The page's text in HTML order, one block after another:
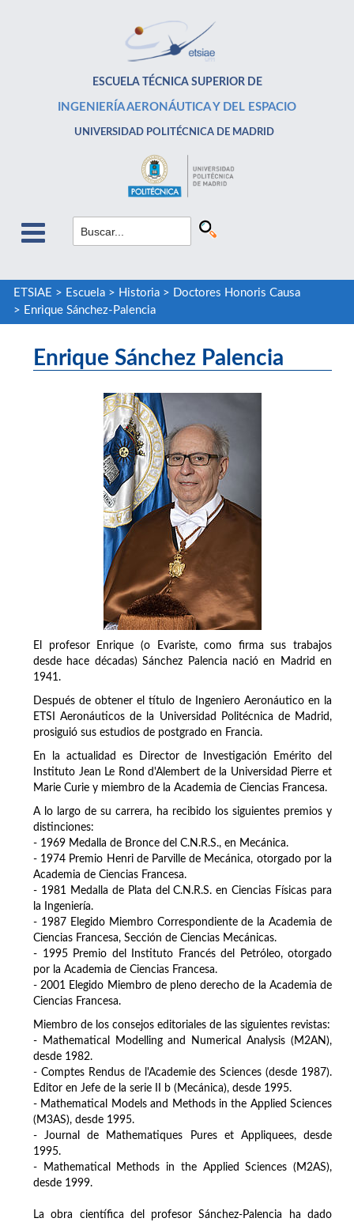
ESCUELA TÉCNICA SUPERIOR DE
INGENIERÍA AERONÁUTICA Y DEL ESPACIO
UNIVERSIDAD POLITÉCNICA DE MADRID
ETSIAE > Escuela> Historia> Doctores Honoris Causa
> Enrique Sánchez-Palencia
Enrique Sánchez Palencia
El profesor Enrique (o Evariste, como firma sus trabajos
desde hace décadas) Sánchez Palencia nació en Madrid en
1941.
Después de obtener el título de Ingeniero Aeronáutico en la
ETSI Aeronáuticos de la Universidad Politécnica de Madrid,
prosiguió sus estudios de postgrado en Francia.
En la actualidad es Director de Investigación Emérito del
Instituto Jean Le Rond d'Alembert de la Universidad Pierre et
Marie Curie y miembro de la Academia de Ciencias Francesa.
A lo largo de su carrera, ha recibido los siguientes premios y
distinciones:
- 1969 Medalla de Bronce del C.N.R.S., en Mecánica.
- 1974 Premio Henri de Parville de Mecánica, otorgado por la
Academia de Ciencias Francesa.
- 1981 Medalla de Plata del C.N.R.S. en Ciencias Físicas para
la Ingeniería.
- 1987 Elegido Miembro Correspondiente de la Academia de
Ciencias Francesa, Sección de Ciencias Mecánicas.
- 1995 Premio del Instituto Francés del Petróleo, otorgado
por la Academia de Ciencias Francesa.
- 2001 Elegido Miembro de pleno derecho de la Academia de
Ciencias Francesa.
Miembro de los consejos editoriales de las siguientes revistas:
- Mathematical Modelling and Numerical Analysis (M2AN),
desde 1982.
- Comptes Rendus de l'Academie des Sciences (desde 1987).
Editor en Jefe de la serie II b (Mecánica), desde 1995.
- Mathematical Models and Methods in the Applied Sciences
(M3AS), desde 1995.
- Journal de Mathematiques Pures et Appliquees, desde
1995.
- Mathematical Methods in the Applied Sciences (M2AS),
desde 1999.
La obra científica del profesor Sánchez-Palencia ha dado